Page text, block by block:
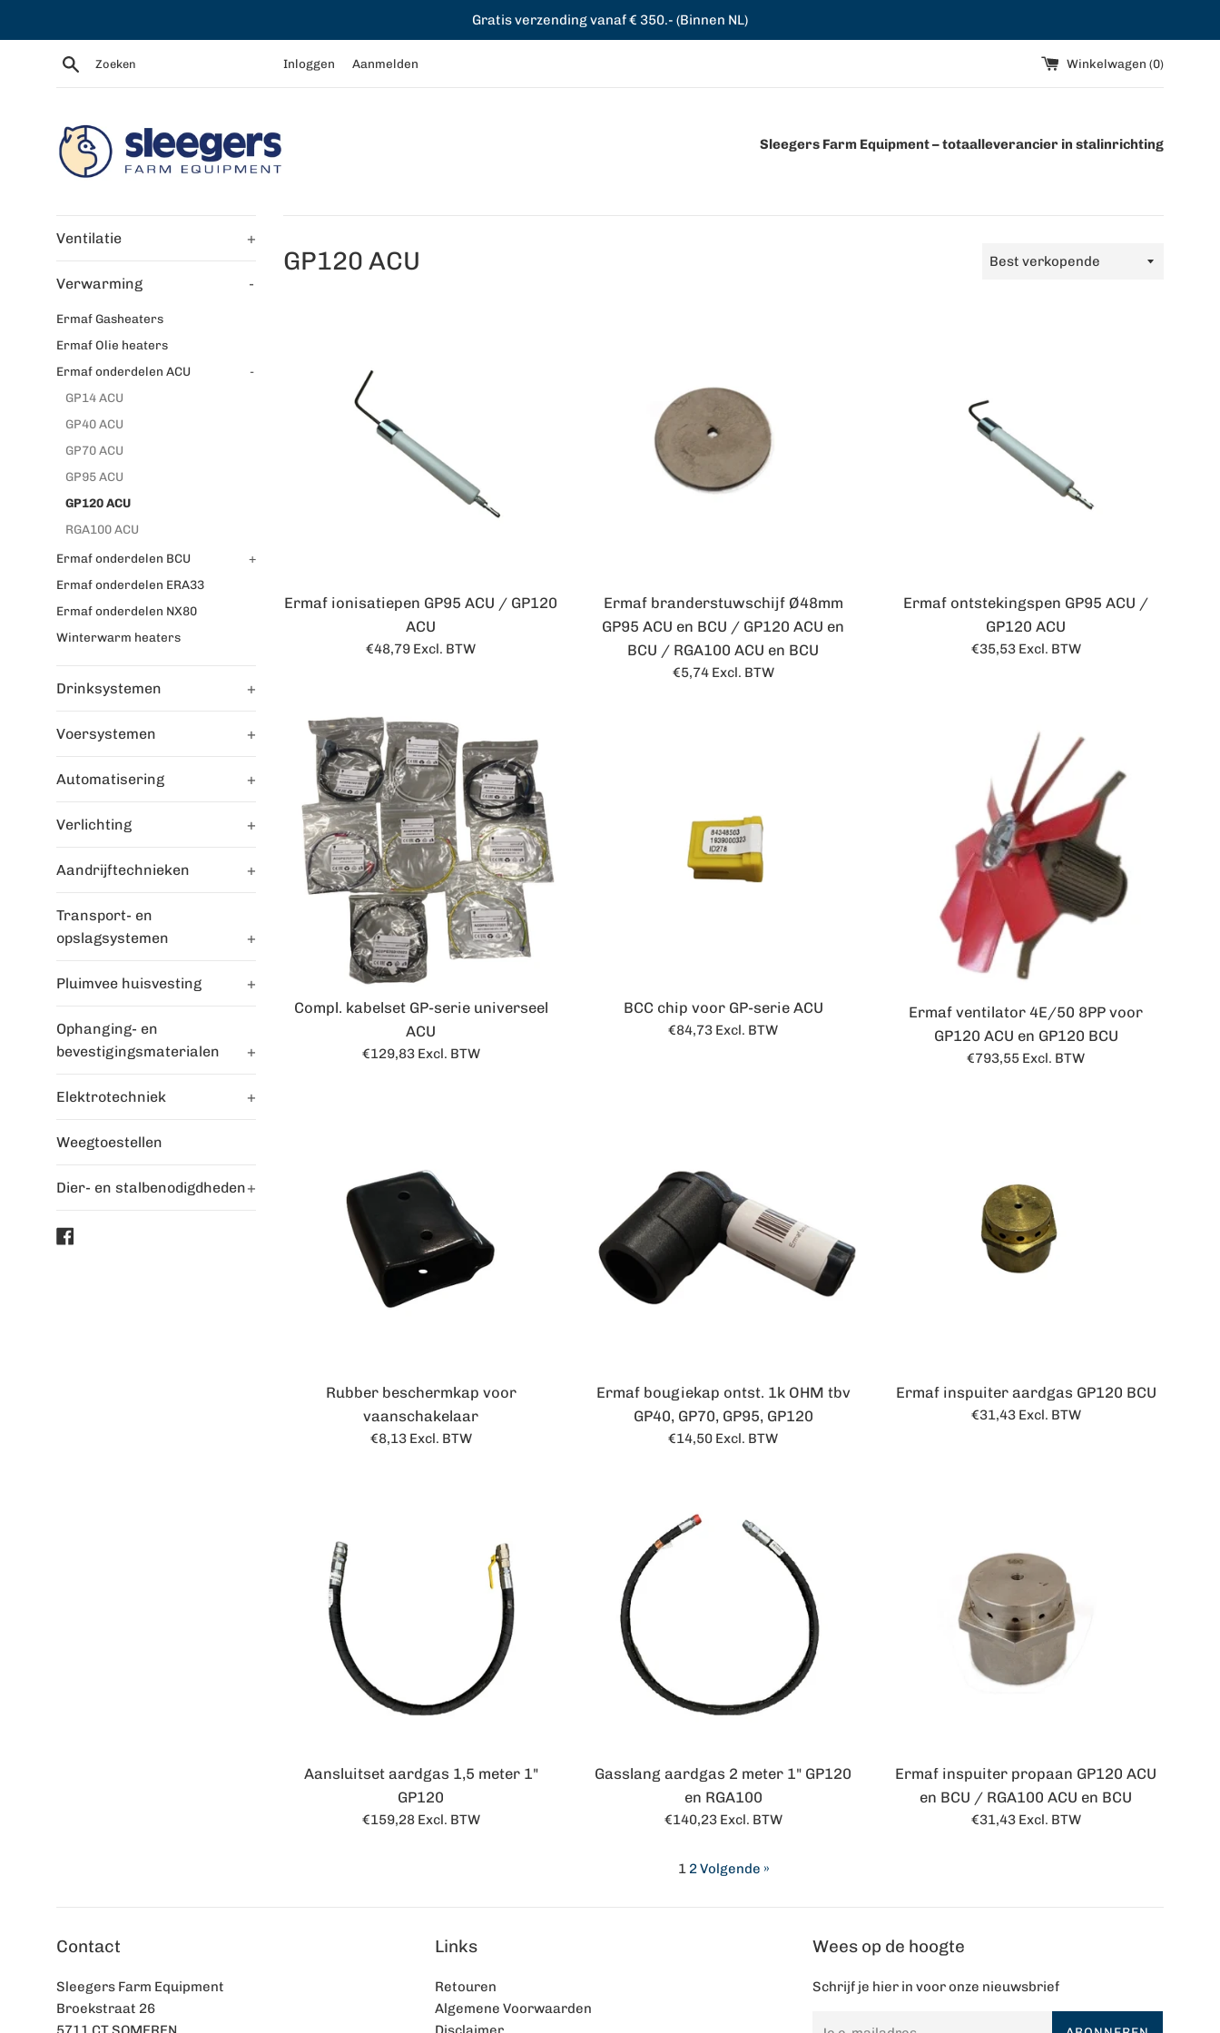
Gratis verzending vanaf € 350.- (Binnen NL)
Zoeken Inloggen Aanmelden Winkelwagen (0)
Sleegers Farm Equipment – totaalleverancier in stalinrichting
Ventilatie +
Verwarming -
Ermaf Gasheaters
Ermaf Olie heaters
Ermaf onderdelen ACU
-
GP14 ACU
GP40 ACU
GP70 ACU
GP95 ACU
GP120 ACU
RGA100 ACU
Ermaf onderdelen BCU
+
Ermaf onderdelen ERA33
Ermaf onderdelen NX80
Winterwarm heaters
Drinksystemen +
Voersystemen +
Automatisering +
Verlichting +
Aandrijftechnieken +
Transport- en
opslagsystemen
+
Pluimvee huisvesting +
Ophanging- en
bevestigingsmaterialen
+
Elektrotechniek +
Weegtoestellen
Dier- en stalbenodigdheden+
GP120 ACU
Sorteer
Ermaf ionisatiepen GP95 ACU / GP120
ACU
Normale
€48,79 Excl. BTW
Ermaf branderstuwschijf Ø48mm
GP95 ACU en BCU / GP120 ACU en
BCU / RGA100 ACU en BCU
Normale
€5,74 Excl. BTW
Ermaf ontstekingspen GP95 ACU /
GP120 ACU
Normale
€35,53 Excl. BTW
Compl. kabelset GP-serie universeel
ACU
Normale
€129,83 Excl. BTW
BCC chip voor GP-serie ACU
Normale
€84,73 Excl. BTW
Ermaf ventilator 4E/50 8PP voor
GP120 ACU en GP120 BCU
Normale
€793,55 Excl. BTW
Rubber beschermkap voor
vaanschakelaar
Normale
€8,13 Excl. BTW
Ermaf bougiekap ontst. 1k OHM tbv
GP40, GP70, GP95, GP120
Normale
€14,50 Excl. BTW
Ermaf inspuiter aardgas GP120 BCU
Normale
€31,43 Excl. BTW
Aansluitset aardgas 1,5 meter 1"
GP120
Normale
€159,28 Excl. BTW
Gasslang aardgas 2 meter 1" GP120
en RGA100
Normale
€140,23 Excl. BTW
Ermaf inspuiter propaan GP120 ACU
en BCU / RGA100 ACU en BCU
Normale
€31,43 Excl. BTW
1 2Volgende »
Contact
Sleegers Farm Equipment
Broekstraat 26
Links
Retouren
Algemene Voorwaarden
Wees op de hoogte
Schrijf je hier in voor onze nieuwsbrief